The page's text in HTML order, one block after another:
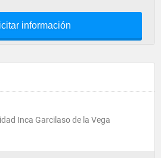
información
Inca Garcilaso de la Vega